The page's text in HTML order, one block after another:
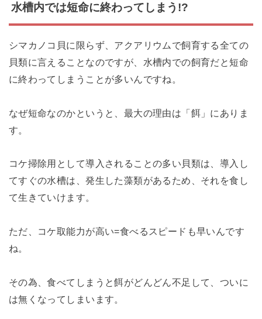
水槽内では短命に終わってしまう!?
シマカノコ貝に限らず、アクアリウムで飼育する全ての
貝類に言えることなのですが、水槽内での飼育だと短命
に終わってしまうことが多いんですね。
なぜ短命なのかというと、最大の理由は「餌」にありま
す。
コケ掃除用として導入されることの多い貝類は、導入し
てすぐの水槽は、発生した藻類があるため、それを食し
て生きていけます。
ただ、コケ取能力が高い=食べるスピードも早いんです
ね。
その為、食べてしまうと餌がどんどん不足して、ついに
は無くなってしまいます。